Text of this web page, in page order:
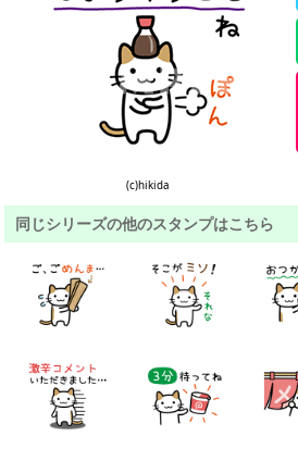
(c)hikida
同じシリーズの他のスタンプはこちら